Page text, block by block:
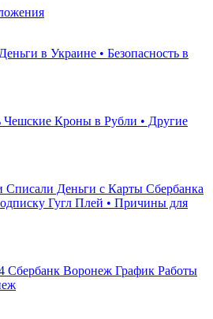
в Украине • Безопасность в
Чешские Кроны в Рубли • Другие
Списали Деньги с Карты Сбербанка
Гугл Плей • Причины для
Сбербанк Воронеж График Работы